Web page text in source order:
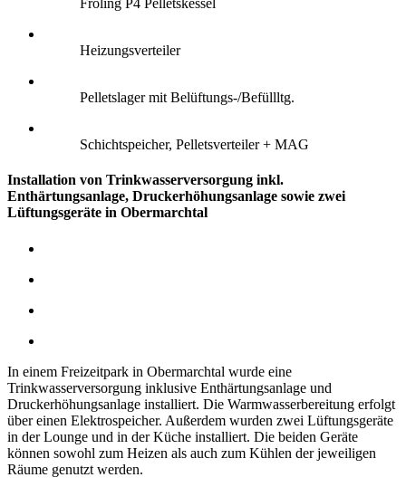
Fröling P4 Pelletskessel
Heizungsverteiler
Pelletslager mit Belüftungs-/Befüllltg.
Schichtspeicher, Pelletsverteiler + MAG
Installation von Trinkwasserversorgung inkl.
Enthärtungsanlage, Druckerhöhungsanlage sowie zwei
Lüftungsgeräte in Obermarchtal
In einem Freizeitpark in Obermarchtal wurde eine
Trinkwasserversorgung inklusive Enthärtungsanlage und
Druckerhöhungsanlage installiert. Die Warmwasserbereitung erfolgt
über einen Elektrospeicher. Außerdem wurden zwei Lüftungsgeräte
in der Lounge und in der Küche installiert. Die beiden Geräte
können sowohl zum Heizen als auch zum Kühlen der jeweiligen
Räume genutzt werden.